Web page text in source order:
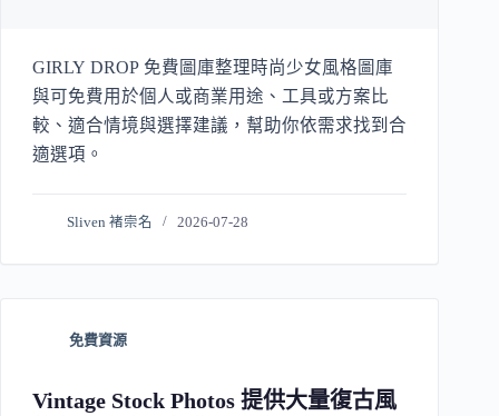
GIRLY DROP 免費圖庫整理時尚少女風格圖庫
與可免費用於個人或商業用途、工具或方案比
較、適合情境與選擇建議，幫助你依需求找到合
適選項。
Sliven 褚崇名 2026-07-28
免費資源
Vintage Stock Photos 提供大量復古風